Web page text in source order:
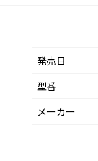
発売日
型番
メーカー